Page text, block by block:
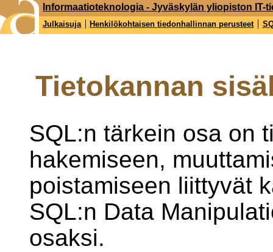
Tietokannan
SQL:n tärkein osa on
hakemiseen,
poistamiseen liittyvät
SQL:n Data
osaksi.
Informaatioteknologia - Jyväskylän yliopiston IT-
Julkaisuja Henkilökohtaisen tiedonhallinnan perusteet